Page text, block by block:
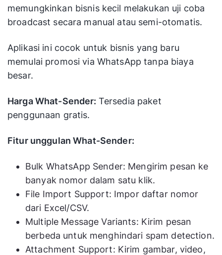
memungkinkan bisnis kecil melakukan uji coba
broadcast secara manual atau semi-otomatis.
Aplikasi ini cocok untuk bisnis yang baru
memulai promosi via WhatsApp tanpa biaya
besar.
Harga What-Sender: Tersedia paket
penggunaan gratis.
Fitur unggulan What-Sender:
Bulk WhatsApp Sender: Mengirim pesan ke
banyak nomor dalam satu klik.
File Import Support: Impor daftar nomor
dari Excel/CSV.
Multiple Message Variants: Kirim pesan
berbeda untuk menghindari spam detection.
Attachment Support: Kirim gambar, video,